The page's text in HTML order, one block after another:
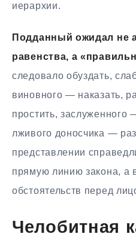
иерархии.
Подданный ожидал не
равенства, а
следовало обуздать,
виновного — наказать,
простить,
лживого доносчика —
представлении
прямую линию закона, а
обстоятельств перед
Челобитная